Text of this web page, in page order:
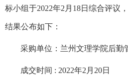
标小组于2022年2 月 18日综合评议
结果公布如下：
采购单位：兰州文理学院后勤
成交时间 : 2022年2 月 20日